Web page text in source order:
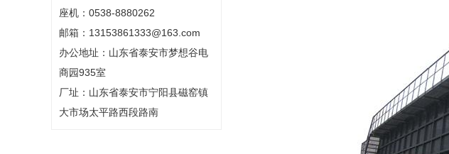
座机：0538-8880262
邮箱：13153861333@163.com
办公地址：山东省泰安市梦想谷电
商园935室
厂址：山东省泰安市宁阳县磁窑镇
大市场太平路西段路南